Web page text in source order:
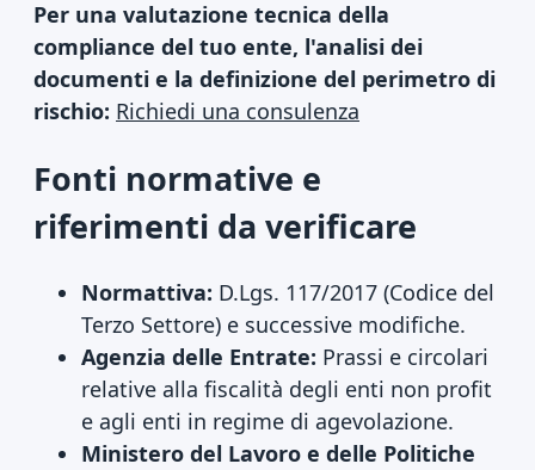
Per una valutazione tecnica della
compliance del tuo ente, l'analisi dei
documenti e la definizione del perimetro di
rischio: Richiedi una consulenza
Fonti normative e
riferimenti da verificare
Normattiva: D.Lgs. 117/2017 (Codice del
Terzo Settore) e successive modifiche.
Agenzia delle Entrate: Prassi e circolari
relative alla fiscalità degli enti non profit
e agli enti in regime di agevolazione.
Ministero del Lavoro e delle Politiche